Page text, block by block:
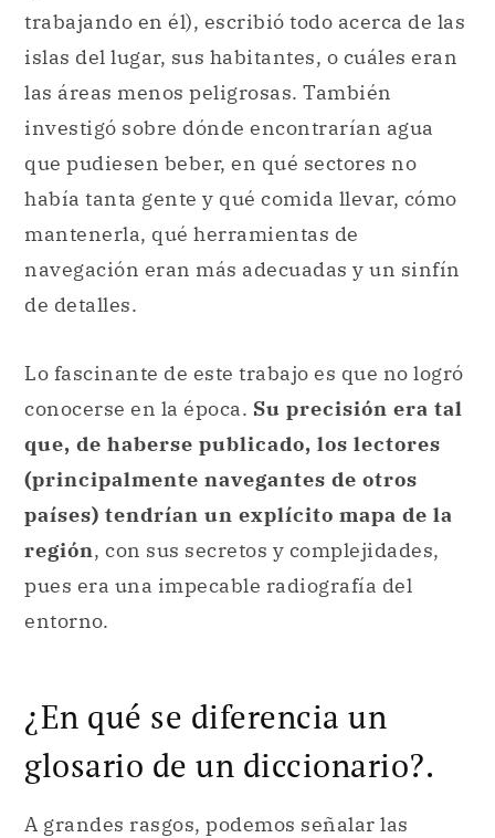
trabajando en él), escribió todo acerca de las
islas del lugar, sus habitantes, o cuáles eran
las áreas menos peligrosas. También
investigó sobre dónde encontrarían agua
que pudiesen beber, en qué sectores no
había tanta gente y qué comida llevar, cómo
mantenerla, qué herramientas de
navegación eran más adecuadas y un sinfín
de detalles.
Lo fascinante de este trabajo es que no logró
conocerse en la época. Su precisión era tal
que, de haberse publicado, los lectores
(principalmente navegantes de otros
países) tendrían un explícito mapa de la
región, con sus secretos y complejidades,
pues era una impecable radiografía del
entorno.
¿En qué se diferencia un
glosario de un diccionario?.
A grandes rasgos, podemos señalar las